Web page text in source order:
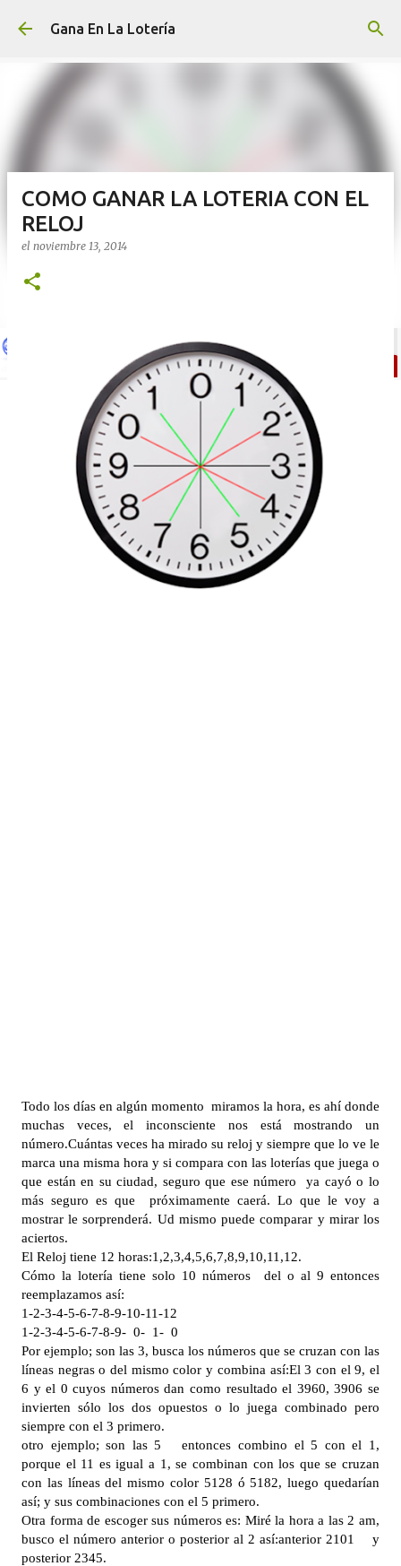
Ir al contenido principal
Gana En La Lotería
COMO GANAR LA LOTERIA CON EL
RELOJ
el noviembre 13, 2014
Todo los días en algún momento miramos la hora, es ahí donde
muchas veces, el inconsciente nos está mostrando un
número.Cuántas veces ha mirado su reloj y siempre que lo ve le
marca una misma hora y si compara con las loterías que juega o
que están en su ciudad, seguro que ese número ya cayó o lo
más seguro es que próximamente caerá. Lo que le voy a
mostrar le sorprenderá. Ud mismo puede comparar y mirar los
aciertos.
El Reloj tiene 12 horas:1,2,3,4,5,6,7,8,9,10,11,12.
Cómo la lotería tiene solo 10 números del o al 9 entonces
reemplazamos así:
1-2-3-4-5-6-7-8-9-10-11-12
1-2-3-4-5-6-7-8-9- 0- 1- 0
Por ejemplo; son las 3, busca los números que se cruzan con las
líneas negras o del mismo color y combina así:El 3 con el 9, el
6 y el 0 cuyos números dan como resultado el 3960, 3906 se
invierten sólo los dos opuestos o lo juega combinado pero
siempre con el 3 primero.
otro ejemplo; son las 5 entonces combino el 5 con el 1,
porque el 11 es igual a 1, se combinan con los que se cruzan
con las líneas del mismo color 5128 ó 5182, luego quedarían
así; y sus combinaciones con el 5 primero.
Otra forma de escoger sus números es: Miré la hora a las 2 am,
busco el número anterior o posterior al 2 así:anterior 2101 y
posterior 2345.